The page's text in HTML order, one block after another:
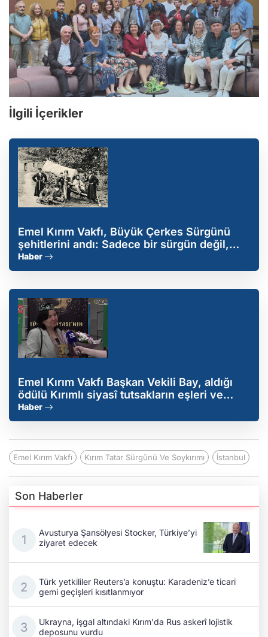
İlgili İçerikler
Emel Kırım Vakfı, Büyük Çerkes Sürgünü
şehitlerini andı: Sadece bir sürgün değil,
soykırımdır
Haber
Emel Kırım Vakfı Başkan Vekili Bay, aldığı
ödülü Kırımlı siyasî tutsakların eşleri ve
annelerine ithaf etti
Haber
Emel Kırım Vakfı Kırım Tatar Sürgünü Ve Soykırımı İstanbul
Son Haberler
Avusturya Şansölyesi Stocker, Türkiye’yi
ziyaret edecek
Türk yetkililer Reuters’a konuştu: Karadeniz’e ticari
gemi geçişleri kısıtlanmıyor
Ukrayna, işgal altındaki Kırım'da Rus askerî lojistik
deposunu vurdu